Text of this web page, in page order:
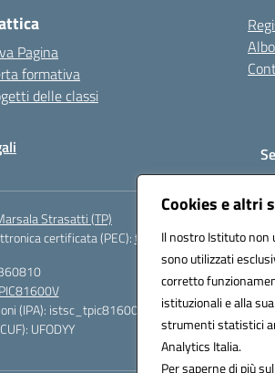
Cookies e altri
Il nostro Istituto non
sono utilizzati
corretto
istituzionali e alla
strumenti statistici
Analytics Italia.
Per saperne di più
Pagina
formativa
delle classi
Strasatti (TP)
certificata (PEC):
(IPA): istsc_tpic81600v
UFODYY